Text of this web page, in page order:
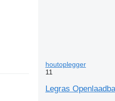
houtoplegger
11
Legras